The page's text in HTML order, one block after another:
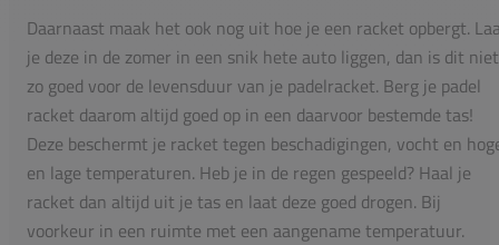
Daarnaast maak het ook nog uit hoe je een racket opbergt.
je deze in de zomer in een snik hete auto liggen, dan is dit niet
zo goed voor de levensduur van je padelracket. Berg je padel
racket daarom altijd goed op in een daarvoor bestemde tas!
Deze beschermt je racket tegen beschadigingen, vocht en
en lage temperaturen. Heb je in de regen gespeeld? Haal je
racket dan altijd uit je tas en laat deze goed drogen. Bij
voorkeur in een ruimte met een aangename temperatuur.